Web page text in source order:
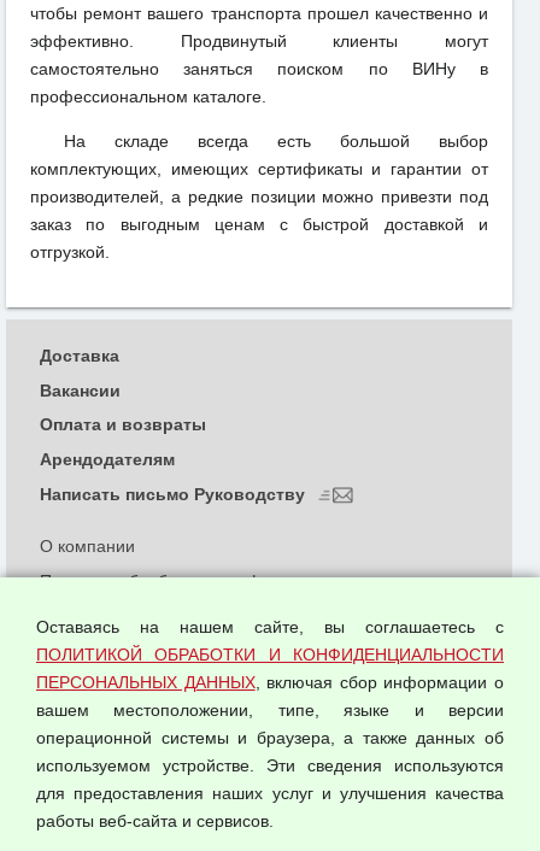
чтобы ремонт вашего транспорта прошел качественно и
эффективно. Продвинутый клиенты могут
самостоятельно заняться поиском по ВИНу в
профессиональном каталоге.
На складе всегда есть большой выбор
комплектующих, имеющих сертификаты и гарантии от
производителей, а редкие позиции можно привезти под
заказ по выгодным ценам с быстрой доставкой и
отгрузкой.
© 2026 ООО "Феникс"
О компании
Политика обработки и конфиденциальности
Согласием на обработку персональных данных
Оферта оптовой купли-продажи
Публичная оферта
Доставка
Вакансии
Оплата и возвраты
Арендодателям
Написать письмо Руководству
Оставаясь на нашем сайте, вы соглашаетесь с
ПОЛИТИКОЙ ОБРАБОТКИ И КОНФИДЕНЦИАЛЬНОСТИ
ПЕРСОНАЛЬНЫХ ДАННЫХ, включая сбор информации о
вашем местоположении, типе, языке и версии
операционной системы и браузера, а также данных об
используемом устройстве. Эти сведения используются
для предоставления наших услуг и улучшения качества
работы веб-сайта и сервисов.